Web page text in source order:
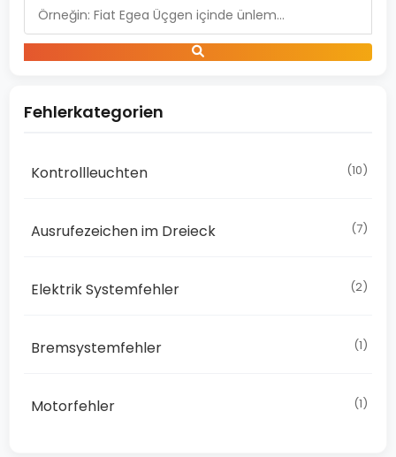
KONTROLLLEUCHTEN
Kühlmittelstand
Fahrzeugstatus:
prüfen!
Die
Fehlerkategorien
Kontrollleuchten (10)
Ausrufezeichen im Dreieck (7)
Elektrik Systemfehler (2)
Bremsystemfehler (1)
Motorfehler (1)